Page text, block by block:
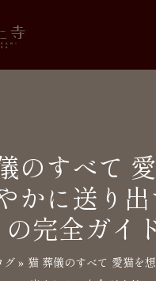
ペット葬儀
のすべて
かに送り
の完全ガイ
グ» 猫 葬儀のすべて 愛猫を